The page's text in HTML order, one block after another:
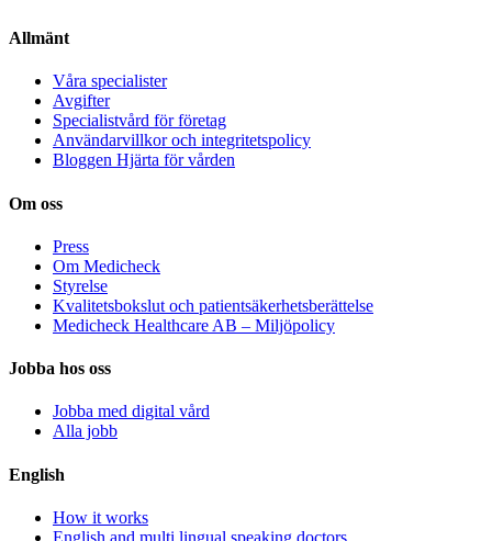
Allmänt
Våra specialister
Avgifter
Specialistvård för företag
Användarvillkor och integritetspolicy
Bloggen Hjärta för vården
Om oss
Press
Om Medicheck
Styrelse
Kvalitetsbokslut och patientsäkerhetsberättelse
Medicheck Healthcare AB – Miljöpolicy
Jobba hos oss
Jobba med digital vård
Alla jobb
English
How it works
English and multi lingual speaking doctors